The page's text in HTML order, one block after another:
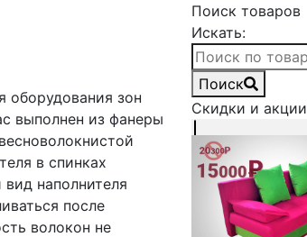
оборудования зон
выполнен из фанеры
в спинках
наполнителя
после
волокон не
Поиск товаров
Искать:
Поиск
Скидки и акции